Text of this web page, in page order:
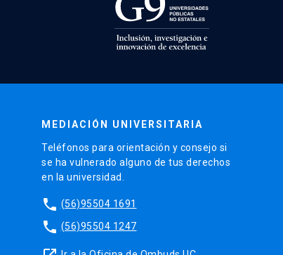
MEDIACIÓN UNIVERSITARIA
Teléfonos para orientación y consejo si
se ha vulnerado alguno de tus derechos
en la universidad.
phone (56)95504 1691
phone (56)95504 1247